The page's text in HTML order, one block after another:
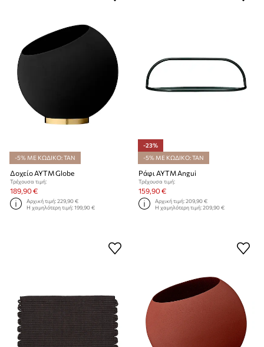
-5% ΜΕ ΚΩΔΙΚΟ: TAN
Δοχείο AYTM Globe
Τρέχουσα τιμή:
189,90 €
Αρχική τιμή:229,90 €
Η χαμηλότερη τιμή:199,90 €
-23%
-5% ΜΕ ΚΩΔΙΚΟ: TAN
Ράφι AYTM Angui
Τρέχουσα τιμή:
159,90 €
Αρχική τιμή:209,90 €
Η χαμηλότερη τιμή:209,90 €